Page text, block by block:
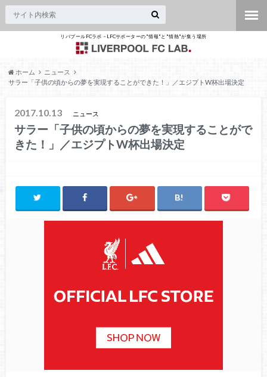
リバプールFCラボ – LFCサポーターの"情報"と"情熱"が集う場所
ホーム
ニュース
サラー「子供の頃からの夢を実現することができた！」／エジプトW杯出場決定
2017.10.13 ニュース
サラー「子供の頃からの夢を実現することがで
きた！」／エジプトW杯出場決定